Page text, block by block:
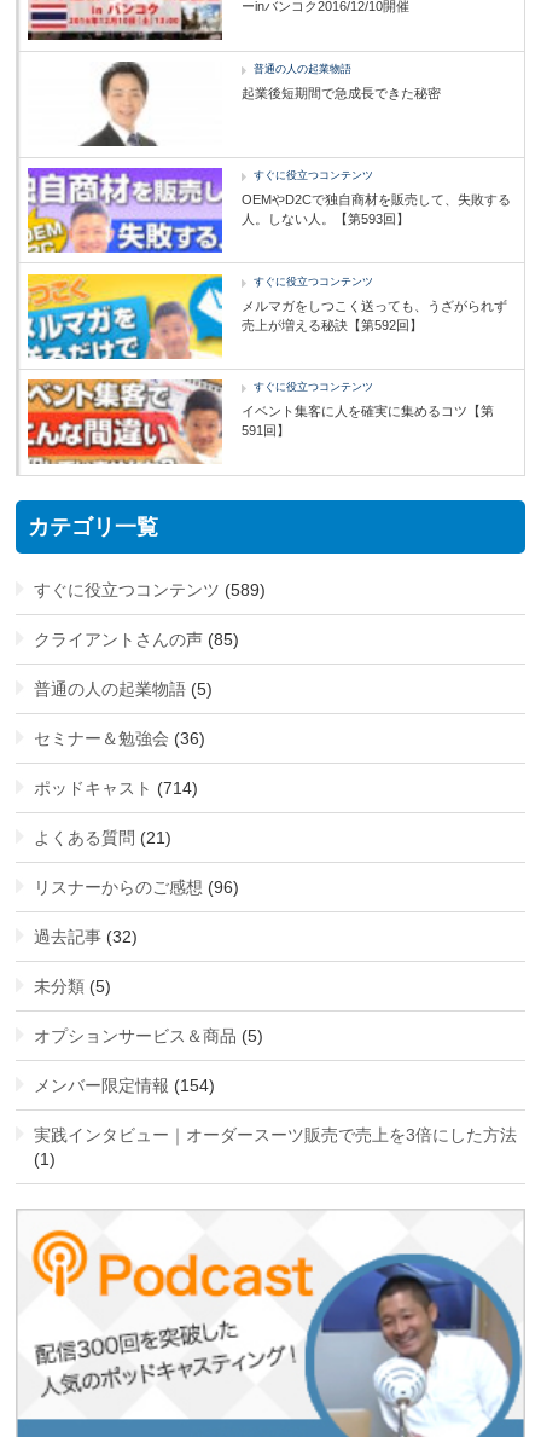
ーinバンコク2016/12/10開催
普通の人の起業物語
起業後短期間で急成長できた秘密
すぐに役立つコンテンツ
OEMやD2Cで独自商材を販売して、失敗する
人。しない人。【第593回】
すぐに役立つコンテンツ
メルマガをしつこく送っても、うざがられず
売上が増える秘訣【第592回】
すぐに役立つコンテンツ
イベント集客に人を確実に集めるコツ【第
591回】
カテゴリ一覧
すぐに役立つコンテンツ (589)
クライアントさんの声 (85)
普通の人の起業物語 (5)
セミナー＆勉強会 (36)
ポッドキャスト (714)
よくある質問 (21)
リスナーからのご感想 (96)
過去記事 (32)
未分類 (5)
オプションサービス＆商品 (5)
メンバー限定情報 (154)
実践インタビュー｜オーダースーツ販売で売上を3倍にした方法
(1)